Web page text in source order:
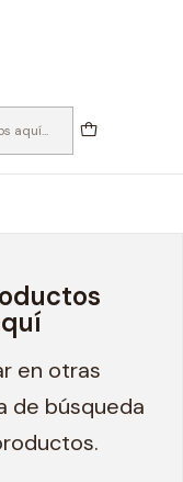
Eb
Eb
en otras
de búsqueda